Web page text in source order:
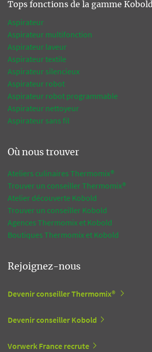
Tops fonctions de la gamme Kobold
Aspirateur
Aspirateur multifonction
Aspirateur laveur
Aspirateur textile
Aspirateur silencieux
Aspirateur robot
Aspirateur robot programmable
Aspirateur nettoyeur
Aspirateur sans fil
Où nous trouver
Ateliers culinaires Thermomix®
Trouver un conseiller Thermomix®
Atelier découverte Kobold
Trouver un conseiller Kobold
Agences Thermomix et Kobold
Boutiques Thermomix et Kobold
Rejoignez-nous
Devenir conseiller Thermomix®
Devenir conseiller Kobold
Vorwerk France recrute